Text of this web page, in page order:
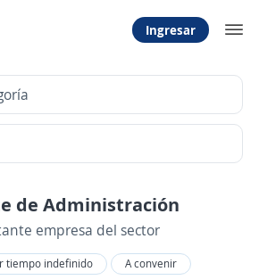
Ingresar
de Administración
empresa del sector
tiempo indefinido
A convenir